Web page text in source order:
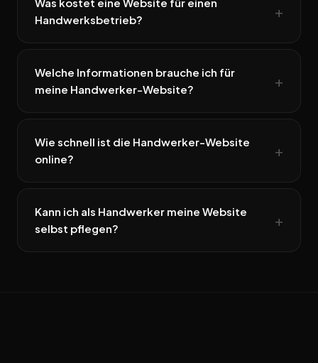
Was kostet eine Website für einen
Handwerksbetrieb?
Welche Informationen brauche ich für
meine Handwerker-Website?
Wie schnell ist die Handwerker-Website
online?
Kann ich als Handwerker meine Website
selbst pflegen?